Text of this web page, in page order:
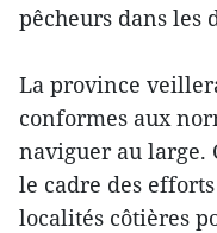
pêcheurs dans les
La province
conformes aux
naviguer au large.
le cadre des
localités côtières